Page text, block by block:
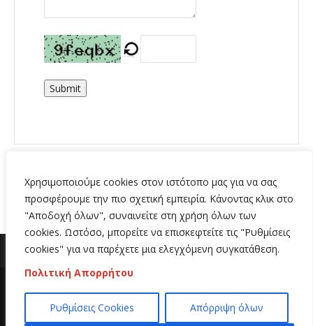
Χρησιμοποιούμε cookies στον ιστότοπο μας για να σας
προσφέρουμε την πιο σχετική εμπειρία. Κάνοντας κλικ στο
"Αποδοχή όλων", συναινείτε στη χρήση όλων των
cookies. Ωστόσο, μπορείτε να επισκεφτείτε τις "Ρυθμίσεις
cookies" για να παρέχετε μια ελεγχόμενη συγκατάθεση.
Πολιτική Απορρήτου
Ρυθμίσεις Cookies Απόρριψη όλων
Submit
Copyright 2020 | All Rights Reserved | Κατασκευή
ιστοσελίδων
Hi Web